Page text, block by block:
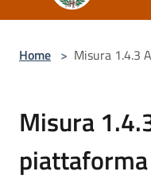
Home > Misura 1.4.3
Misura